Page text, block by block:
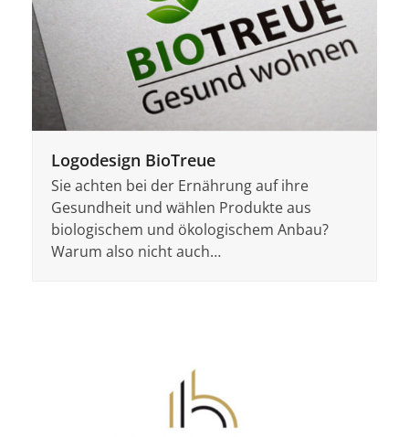
Logodesign BioTreue
Sie achten bei der Ernährung auf ihre
Gesundheit und wählen Produkte aus
biologischem und ökologischem Anbau?
Warum also nicht auch…